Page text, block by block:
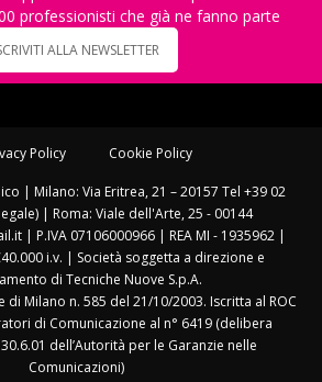
professionisti che già ne fanno parte
ALLA NEWSLETTER
Policy Cookie Policy
| Milano: Via Eritrea, 21 – 20157 Tel +39 02
| Roma: Viale dell'Arte, 25 - 00144
| P.IVA 07106000966 | REA MI - 1935962 |
i.v. | Società soggetta a direzione e
di Tecniche Nuove S.p.A.
di Milano n. 585 del 21/10/2003. Iscritta al ROC
di Comunicazione al n° 6419 (delibera
dell’Autorità per le Garanzie nelle
Comunicazioni)